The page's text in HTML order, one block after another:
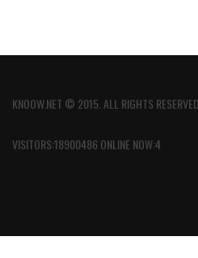
KNOOW.NET © 2015. ALL RIGHTS
VISITORS:18900486 ONLINE NOW:4